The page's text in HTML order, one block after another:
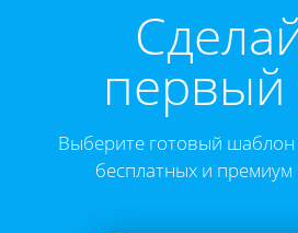
Выберите готовый шаблон
бесплатных и